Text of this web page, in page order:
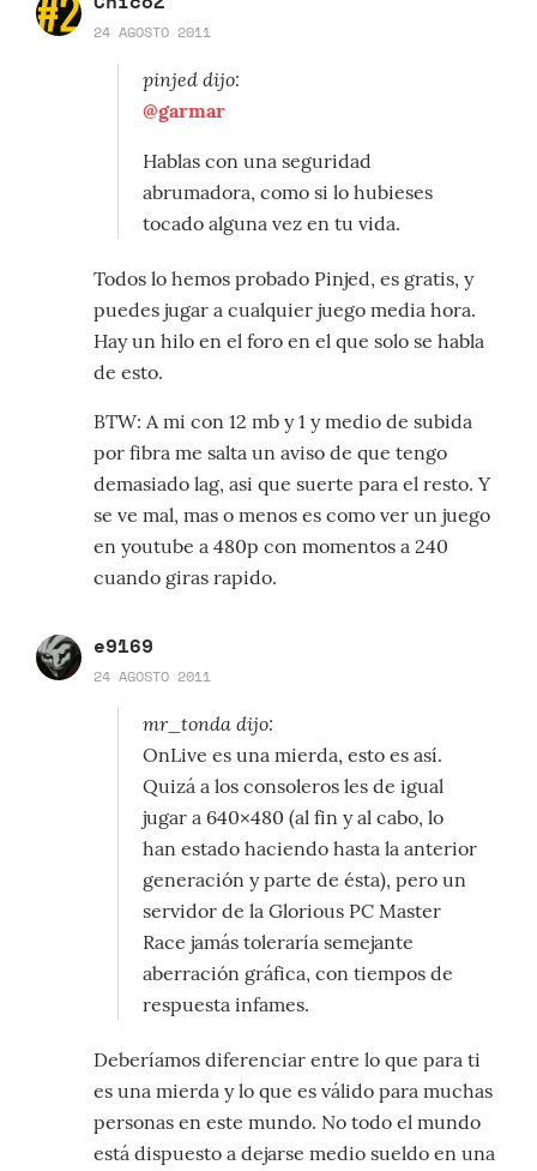
24 AGOSTO 2011
pinjed dijo:
@garmar
Hablas con una seguridad
abrumadora, como si lo hubieses
tocado alguna vez en tu vida.
Todos lo hemos probado Pinjed, es gratis, y
puedes jugar a cualquier juego media hora.
Hay un hilo en el foro en el que solo se habla
de esto.
BTW: A mi con 12 mb y 1 y medio de subida
por fibra me salta un aviso de que tengo
demasiado lag, asi que suerte para el resto. Y
se ve mal, mas o menos es como ver un juego
en youtube a 480p con momentos a 240
cuando giras rapido.
e9169
24 AGOSTO 2011
mr_tonda dijo:
OnLive es una mierda, esto es así.
Quizá a los consoleros les de igual
jugar a 640×480 (al fin y al cabo, lo
han estado haciendo hasta la anterior
generación y parte de ésta), pero un
servidor de la Glorious PC Master
Race jamás toleraría semejante
aberración gráfica, con tiempos de
respuesta infames.
Deberíamos diferenciar entre lo que para ti
es una mierda y lo que es válido para muchas
personas en este mundo. No todo el mundo
está dispuesto a dejarse medio sueldo en una